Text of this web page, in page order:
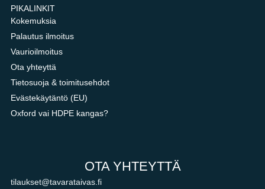
PIKALINKIT
Kokemuksia
Palautus ilmoitus
Vaurioilmoitus
Ota yhteyttä
Tietosuoja & toimitusehdot
Evästekäytäntö (EU)
Oxford vai HDPE kangas?
OTA YHTEYTTÄ
tilaukset@tavarataivas.fi